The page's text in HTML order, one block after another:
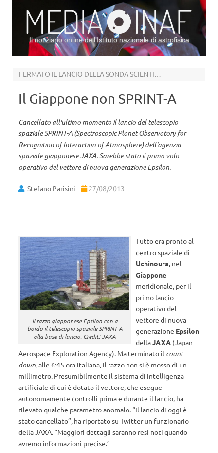
Il notiziario online dell’Istituto nazionale di astrofisica
FERMATO IL LANCIO DELLA SONDA SCIENTIFICA
Il Giappone non SPRINT-A
Cancellato all'ultimo momento il lancio del telescopio
spaziale SPRINT-A (Spectroscopic Planet Observatory for
Recognition of Interaction of Atmosphere) dell'agenzia
spaziale giapponese JAXA. Sarebbe stato il primo volo
operativo del vettore di nuova generazione Epsilon.
Stefano Parisini 27/08/2013
Il razzo giapponese Epsilon con a
bordo il telescopio spaziale SPRINT-A
alla base di lancio. Credit: JAXA
Tutto era pronto al
centro spaziale di
Uchinoura, nel
Giappone
meridionale, per il
primo lancio
operativo del
vettore di nuova
generazione Epsilon
dellaJAXA (Japan
Aerospace Exploration Agency). Ma terminato il count-
down, alle 6:45 ora italiana, il razzo non si è mosso di un
millimetro. Presumibilmente il sistema di intelligenza
artificiale di cui è dotato il vettore, che esegue
autonomamente controlli prima e durante il lancio, ha
rilevato qualche parametro anomalo. “Il lancio di oggi è
stato cancellato”, ha riportato su Twitter un funzionario
della JAXA. “Maggiori dettagli saranno resi noti quando
avremo informazioni precise.”